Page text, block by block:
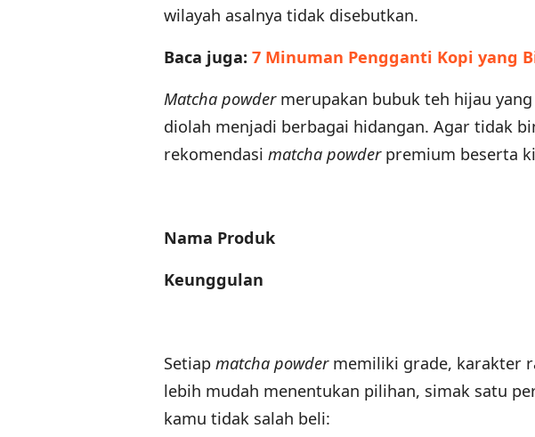
wilayah asalnya tidak disebutkan.
Baca juga: 7 Minuman Pengganti Kopi yang
Matcha powdermerupakan bubuk teh hijau
diolah menjadi berbagai hidangan. Agar tidak
rekomendasi matcha powderpremium beserta
Nama Produk
Keunggulan
Setiap matcha powder memiliki grade, karakter
lebih mudah menentukan pilihan, simak satu
kamu tidak salah beli: